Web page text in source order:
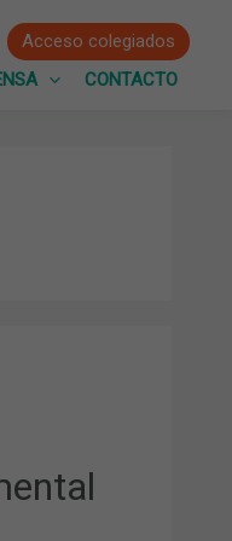
Acceso colegiados
CONTACTO